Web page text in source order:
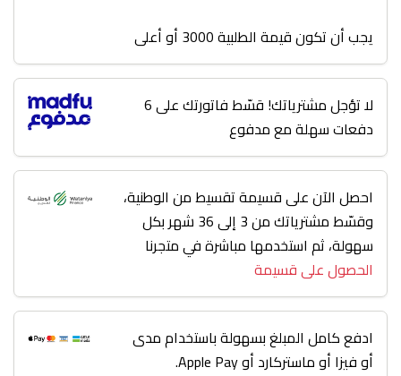
يجب أن تكون قيمة الطلبية 3000 أو أعلى
لا تؤجل مشترياتك! قسّط فاتورتك على 6
دفعات سهلة مع مدفوع
احصل الآن على قسيمة تقسيط من الوطنية،
وقسّط مشترياتك من 3 إلى 36 شهر بكل
سهولة، ثم استخدمها مباشرة في متجرنا
الحصول على قسيمة
ادفع كامل المبلغ بسهولة باستخدام مدى
أو فيزا أو ماستركارد أو Apple Pay.